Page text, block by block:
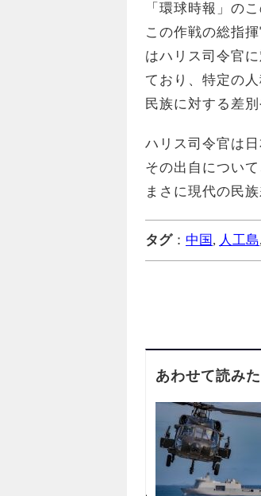
「環球時報」の
この作戦の総指
はハリス司令官
ており、特定の
民族に対する差
ハリス司令官は
その出自につい
まさに現代の民
タグ： 中国 , 人工島
あわせて読み